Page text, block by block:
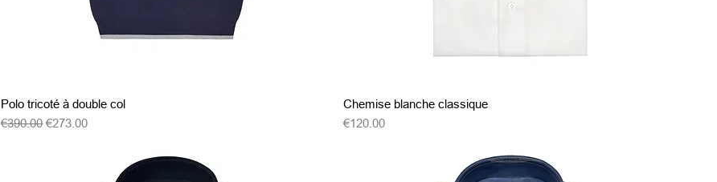
Polo tricoté à double col
通常価格
€390.00 セール価格
€273.00
クイックビュー
Chemise blanche classique
価格
€120.00